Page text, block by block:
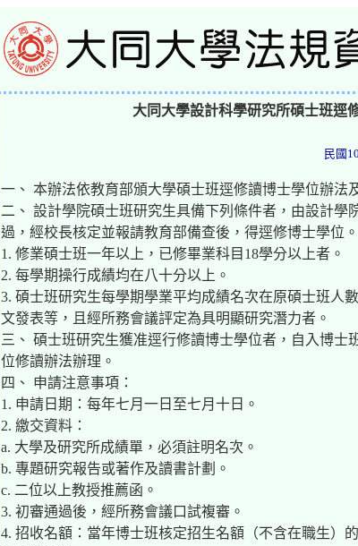
大同大學設計科學研究所碩士班逕
民國
一、 本辦法依教育部頒大學碩士班逕修讀博士學位辦法
二、 設計學院碩士班研究生具備下列條件者，由設計學
過，經校長核定並報請教育部備查後，得逕修博士學位。
1. 修業碩士班一年以上，已修畢業科目18學分以上者。
2. 每學期操行成績均在八十分以上。
3. 碩士班研究生每學期學業平均成績名次在原碩士班人
文發表等，且經所務會議評定為具明顯研究潛力者。
三、 碩士班研究生獲准逕行修讀博士學位者，自入博
位修讀辦法辦理。
四、 申請注意事項：
1. 申請日期：每年七月一日至七月十日。
2. 繳交資料：
a. 大學及研究所成績單，必須註明名次。
b. 專題研究報告或著作及讀書計劃。
c. 二位以上教授推薦函。
3. 初審通過後，經所務會議口試複審。
4. 招收名額：當年博士班核定招生名額（不含在職生）